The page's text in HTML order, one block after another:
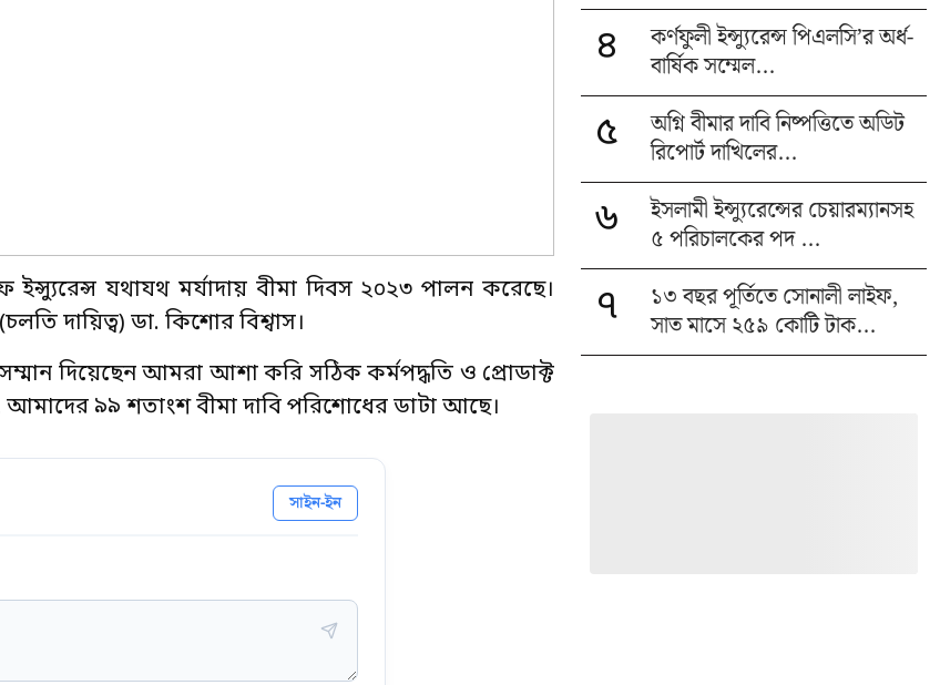
ইন্স্যুরেন্স যথাযথ মর্যাদায় বীমা দিবস ২০২৩ পালন করেছে।
দায়িত্ব) ডা. কিশোর বিশ্বাস।
সম্মান দিয়েছেন আমরা আশা করি সঠিক কর্মপদ্ধতি ও প্রোডাক্ট
আমাদের ৯৯ শতাংশ বীমা দাবি পরিশোধের ডাটা আছে।
সাইন-ইন
৪
কর্ণফুলী ইন্স্যুরেন্স পিএলসি’র অর্ধ-
বার্ষিক সম্মেল...
৫
অগ্নি বীমার দাবি নিষ্পত্তিতে অডিট
রিপোর্ট দাখিলের...
৬
ইসলামী ইন্স্যুরেন্সের চেয়ারম্যানসহ
৫ পরিচালকের পদ ...
৭
১৩ বছর পূর্তিতে সোনালী লাইফ,
সাত মাসে ২৫৯ কোটি টাক...